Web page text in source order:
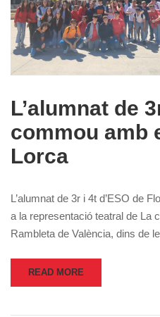
L’alumnat de
commou amb
Lorca
L’alumnat de 3r i 4t d’ESO de
a la representació teatral de La
Rambleta de València, dins de
READ MORE